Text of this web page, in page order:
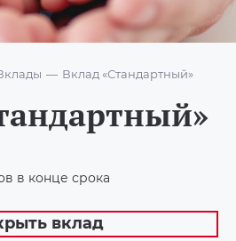
Вклад «Стандартный»
в конце срока
вклад